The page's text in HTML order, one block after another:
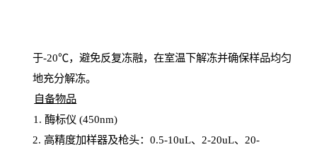
于-20℃，避免反复冻融，在室温下解冻并确保样品均匀
地充分解冻。
自备物品
1 . 酶标仪 (450nm)
2. 高精度加样器及枪头： 0.5-10uL、 2-20uL、 20-